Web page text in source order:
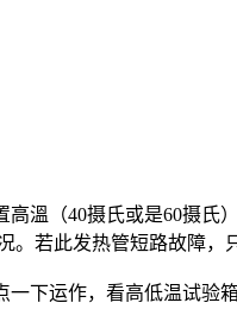
（40摄氏或是60摄氏
若此发热管短路故障，
运作，看高低温试验